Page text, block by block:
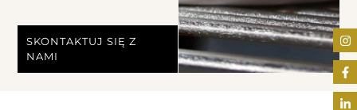
SKONTAKTUJ SIĘ Z
NAMI